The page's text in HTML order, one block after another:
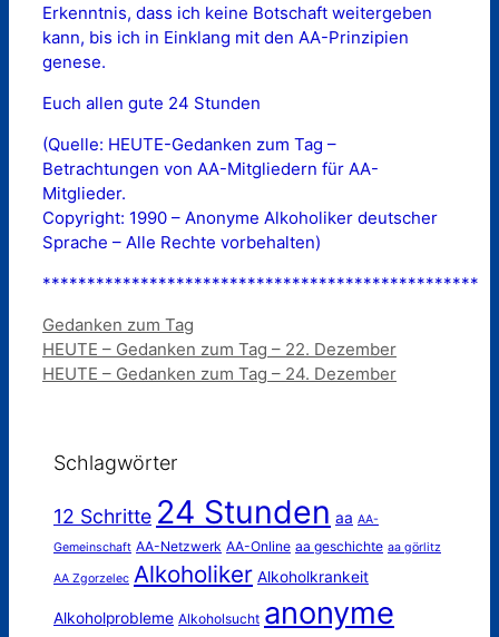
Erkenntnis, dass ich keine Botschaft weitergeben
kann, bis ich in Einklang mit den AA-Prinzipien
genese.
Euch allen gute 24 Stunden
(Quelle: HEUTE-Gedanken zum Tag –
Betrachtungen von AA-Mitgliedern für AA-
Mitglieder.
Copyright: 1990 – Anonyme Alkoholiker deutscher
Sprache – Alle Rechte vorbehalten)
*************************************************
Kategorien
Gedanken zum Tag
HEUTE – Gedanken zum Tag – 22. Dezember
HEUTE – Gedanken zum Tag – 24. Dezember
Schlagwörter
12 Schritte 24 Stunden aa AA-
Gemeinschaft AA-Netzwerk AA-Online aa geschichte aa görlitz
AA Zgorzelec Alkoholiker Alkoholkrankeit
Alkoholprobleme Alkoholsucht anonyme